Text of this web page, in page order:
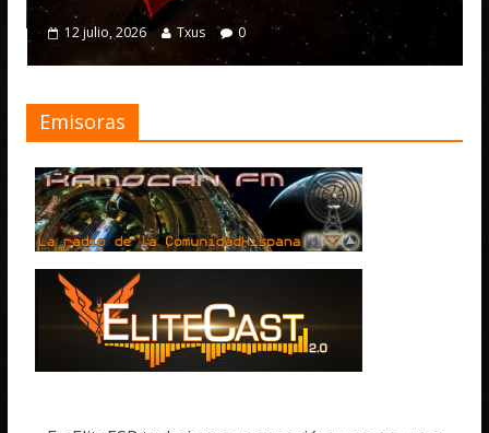
12 julio, 2026 Txus 0
Emisoras